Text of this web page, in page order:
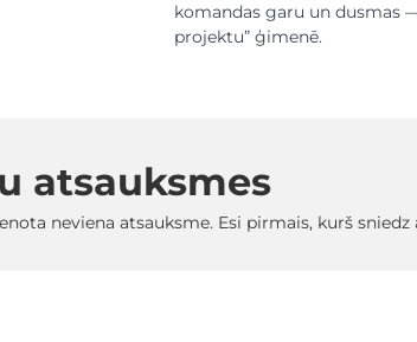
komandas garu un dusmas
projektu” ģimenē.
atsauksmes
neviena atsauksme. Esi pirmais, kurš sniedz